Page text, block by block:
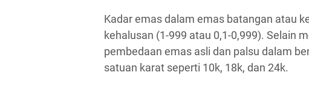
Kadar emas dalam emas batangan atau
kehalusan (1-999 atau 0,1-0,999). Selain
pembedaan emas asli dan palsu dalam
satuan karat seperti 10k, 18k, dan 24k.